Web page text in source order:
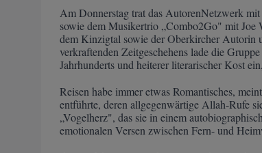
Am Donnerstag trat das AutorenNetzwerk
sowie dem Musikertrio „Combo2Go" mit Joe
dem Kinzigtal sowie der Oberkircher Autorin
verkraftenden Zeitgeschehens lade die
Jahrhunderts und heiterer literarischer Kost
Reisen habe immer etwas Romantisches,
entführte, deren allgegenwärtige Allah-Rufe
„Vogelherz", das sie in einem
emotionalen Versen zwischen Fern- und